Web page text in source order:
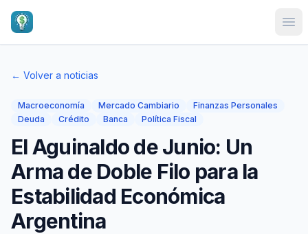
← Volver a noticias
Macroeconomía Mercado Cambiario
Finanzas Personales
Deuda
Crédito Banca Política Fiscal
El Aguinaldo de Junio: Un
Arma de Doble Filo para la
Estabilidad Económica
Argentina